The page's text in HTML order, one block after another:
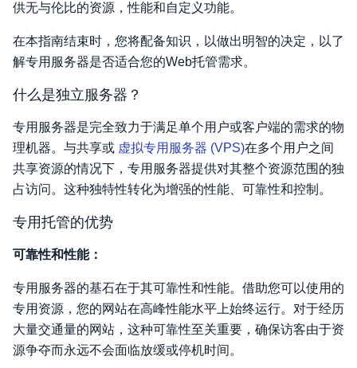
供无与伦比的资源，性能和自定义功能。
在本指南结束时，您将配备知识，以做出明智的决定，以了
解专用服务器是否适合您的Web托管需求。
什么是独立服务器？
专用服务器是完全致力于满足单个用户或客户端的需求的物
理机器。与共享或 虚拟专用服务器 (VPS)在多个用户之间
共享资源的情况下，专用服务器提供对其整个资源范围的独
占访问。这种独特性转化为增强的性能、可靠性和控制。
专用托管的优势
可靠性和性能：
专用服务器的基石在于其可靠性和性能。借助您可以使用的
专用资源，您的网站在高峰性能水平上始终运行。对于经历
大量交通量的网站，这种可靠性至关重要，确保访客由于资
源争夺而永远不会面临放缓或停机时间。